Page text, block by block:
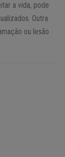
a vida, pode
Outra
ou lesão